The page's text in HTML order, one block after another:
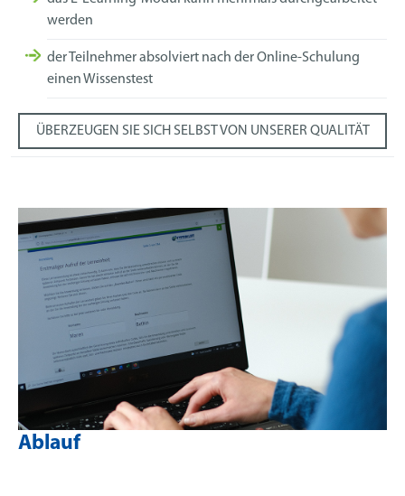
werden
der Teilnehmer absolviert nach der Online-Schulung
einen Wissenstest
ÜBERZEUGEN SIE SICH SELBST VON UNSERER QUALITÄT
Ablauf